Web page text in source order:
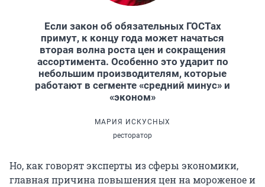
Если закон об обязательных ГОСТах
примут, к концу года может начаться
вторая волна роста цен и сокращения
ассортимента. Особенно это ударит по
небольшим производителям, которые
работают в сегменте «средний минус» и
«эконом»
МАРИЯ ИСКУСНЫХ
ресторатор
Но, как говорят эксперты из сферы экономики,
главная причина повышения цен на мороженое и